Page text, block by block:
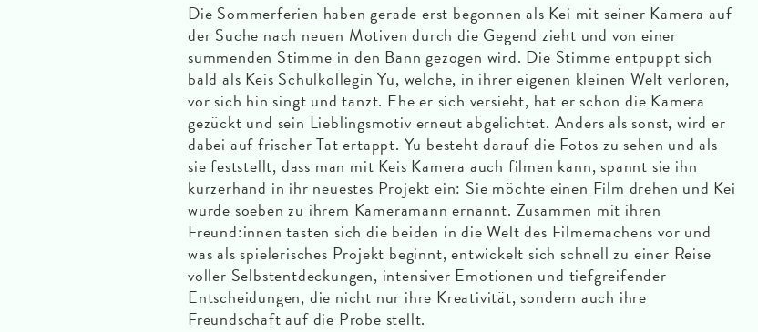
Die Sommerferien haben gerade erst begonnen als Kei mit seiner Kamera auf
der Suche nach neuen Motiven durch die Gegend zieht und von einer
summenden Stimme in den Bann gezogen wird. Die Stimme entpuppt sich
bald als Keis Schulkollegin Yu, welche, in ihrer eigenen kleinen Welt verloren,
vor sich hin singt und tanzt. Ehe er sich versieht, hat er schon die Kamera
gezückt und sein Lieblingsmotiv erneut abgelichtet. Anders als sonst, wird er
dabei auf frischer Tat ertappt. Yu besteht darauf die Fotos zu sehen und als
sie feststellt, dass man mit Keis Kamera auch filmen kann, spannt sie ihn
kurzerhand in ihr neuestes Projekt ein: Sie möchte einen Film drehen und Kei
wurde soeben zu ihrem Kameramann ernannt. Zusammen mit ihren
Freund:innen tasten sich die beiden in die Welt des Filmemachens vor und
was als spielerisches Projekt beginnt, entwickelt sich schnell zu einer Reise
voller Selbstentdeckungen, intensiver Emotionen und tiefgreifender
Entscheidungen, die nicht nur ihre Kreativität, sondern auch ihre
Freundschaft auf die Probe stellt.